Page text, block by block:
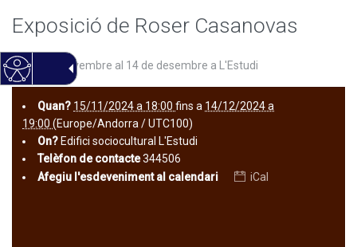
Exposició de Roser Casanovas
Del 15 de novembre al 14 de desembre a L'Estudi
Quan? 15/11/2024 a 18:00 fins a 14/12/2024 a
19:00 (Europe/Andorra / UTC100)
On? Edifici sociocultural L'Estudi
Telèfon de contacte344506
Afegiu l'esdeveniment al calendari
iCal